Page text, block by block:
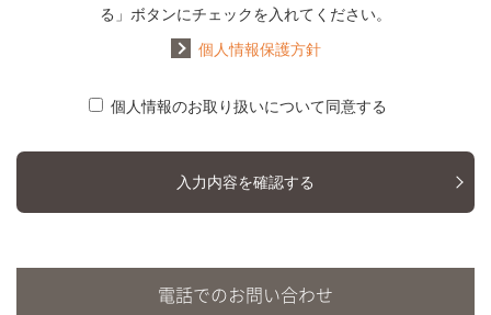
る」ボタンにチェックを入れてください。
個人情報保護方針
個人情報のお取り扱いについて同意する
入力内容を確認する
電話でのお問い合わせ